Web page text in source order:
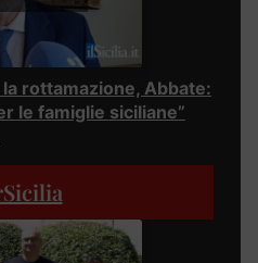
la rottamazione, Abbate:
le famiglie siciliane”